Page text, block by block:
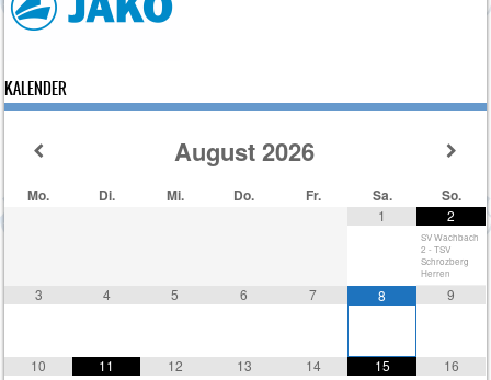
KALENDER
August 2026
Mo. Di. Mi. Do. Fr. Sa. So.
1 2
SV Wachbach
2 - TSV
Schrozberg
Herren
3 4 5 6 7 8 9
10 11 12 13 14 15 16